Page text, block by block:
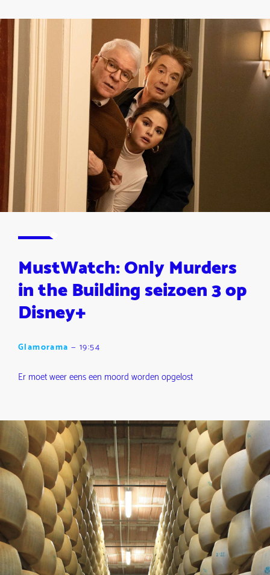
MustWatch: Only Murders
in the Building seizoen 3 op
Disney+
Glamorama — 19:54
Er moet weer eens een moord worden opgelost